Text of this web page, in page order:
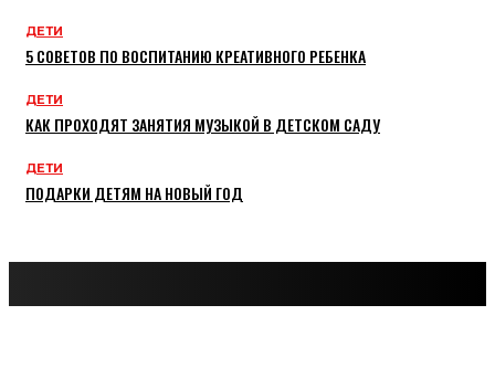
ДЕТИ
5 СОВЕТОВ ПО ВОСПИТАНИЮ КРЕАТИВНОГО РЕБЕНКА
ДЕТИ
КАК ПРОХОДЯТ ЗАНЯТИЯ МУЗЫКОЙ В ДЕТСКОМ САДУ
ДЕТИ
ПОДАРКИ ДЕТЯМ НА НОВЫЙ ГОД